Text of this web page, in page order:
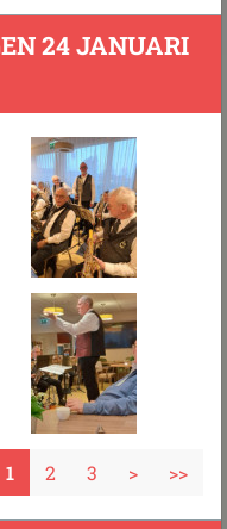
24 JANUARI
1 2 3 > >>